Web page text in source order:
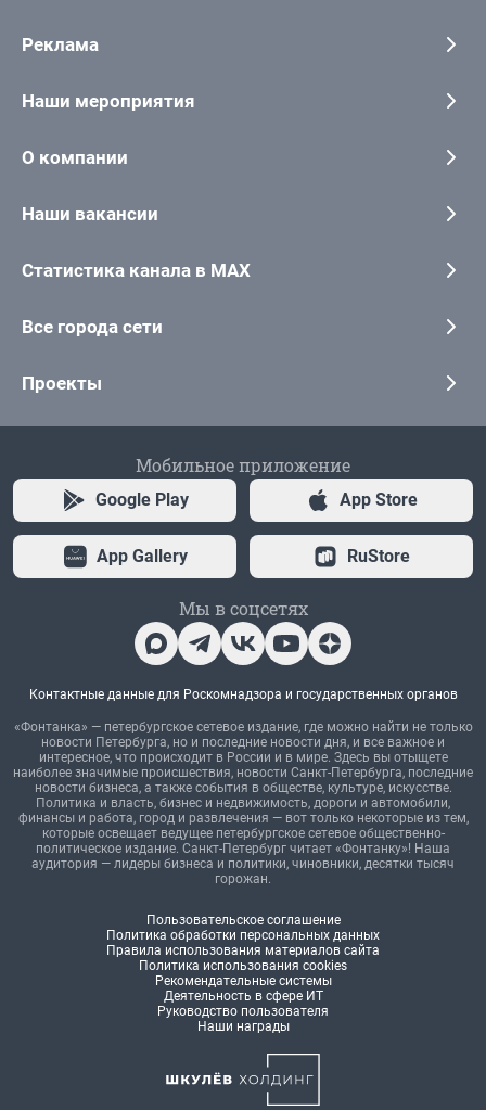
Реклама
Наши мероприятия
О компании
Наши вакансии
Статистика канала в MAX
Все города сети
Проекты
Мобильное приложение
Google Play App Store
App Gallery RuStore
Мы в соцсетях
Контактные данные для Роскомнадзора и государственных органов
«Фонтанка» — петербургское сетевое издание, где можно найти не только
новости Петербурга, но и последние новости дня, и все важное и
интересное, что происходит в России и в мире. Здесь вы отыщете
наиболее значимые происшествия, новости Санкт-Петербурга, последние
новости бизнеса, а также события в обществе, культуре, искусстве.
Политика и власть, бизнес и недвижимость, дороги и автомобили,
финансы и работа, город и развлечения — вот только некоторые из тем,
которые освещает ведущее петербургское сетевое общественно-
политическое издание. Санкт-Петербург читает «Фонтанку»! Наша
аудитория — лидеры бизнеса и политики, чиновники, десятки тысяч
горожан.
Пользовательское соглашение
Политика обработки персональных данных
Правила использования материалов сайта
Политика использования cookies
Рекомендательные системы
Деятельность в сфере ИТ
Руководство пользователя
Наши награды